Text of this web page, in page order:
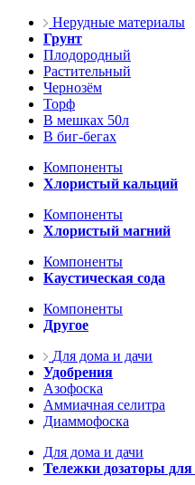
Нерудные материалы
Грунт
Плодородный
Растительный
Чернозём
Торф
В мешках 50л
В биг-бегах
Компоненты
Хлористый кальций
Компоненты
Хлористый магний
Компоненты
Каустическая сода
Компоненты
Другое
Для дома и дачи
Удобрения
Азофоска
Аммиачная селитра
Диаммофоска
Для дома и дачи
Тележки дозаторы